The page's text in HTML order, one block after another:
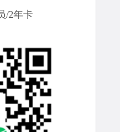
/2年卡